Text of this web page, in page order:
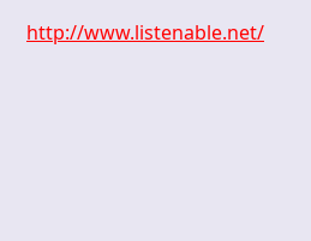
http://www.listenable.net/